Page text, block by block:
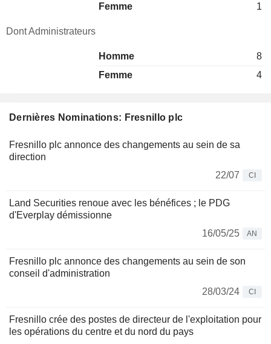
Dernières Nominations: Fresnillo plc
Fresnillo plc annonce des changements au sein de sa
direction
22/07
CI
Land Securities renoue avec les bénéfices ; le PDG
d'Everplay démissionne
16/05/25
AN
Fresnillo plc annonce des changements au sein de son
conseil d'administration
28/03/24
CI
Fresnillo crée des postes de directeur de l'exploitation pour
les opérations du centre et du nord du pays
Femme
1
Dont Administrateurs
Homme
8
Femme
4